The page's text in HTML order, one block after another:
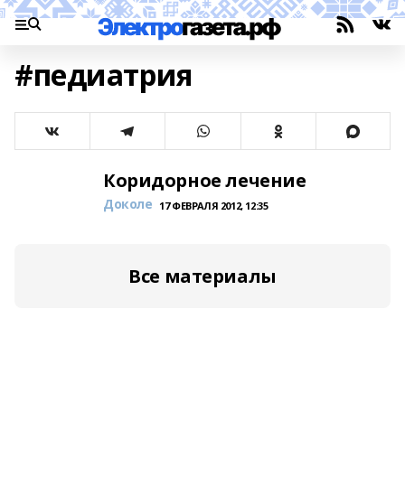
#педиатрия
Коридорное лечение
Доколе 17 ФЕВРАЛЯ 2012, 12:35
Все материалы